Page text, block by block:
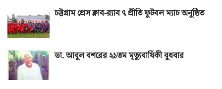
চট্টগ্রাম প্রেস ক্লাব-র‌্যাব ৭ প্রীতি ফুটবল ম্যাচ অনুষ্ঠিত
ডা. আবুল বশরের ২১তম মৃত্যুবার্ষিকী বুধবার